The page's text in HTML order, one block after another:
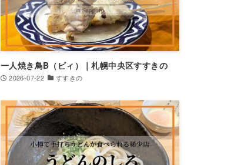
一人焼き鳥B（ビィ）｜札幌中央区すすきの
2026-07-22 すすきの